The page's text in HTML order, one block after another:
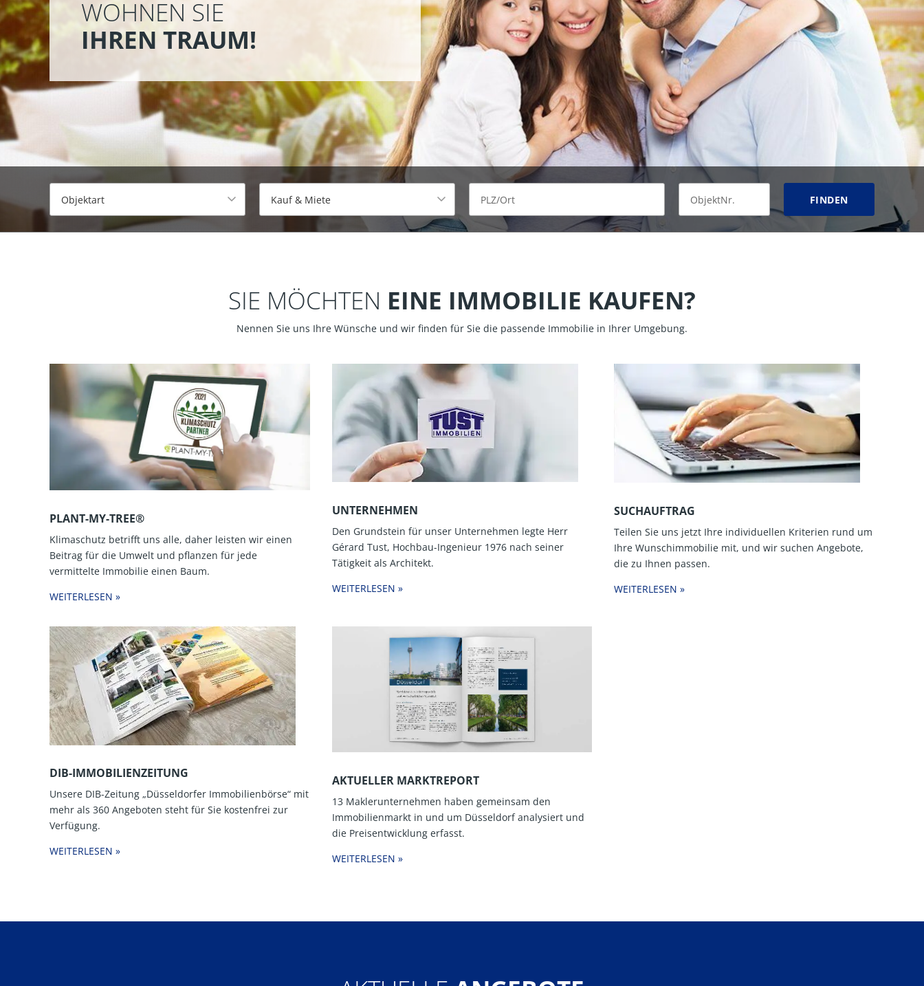
WOHNEN SIE
IHREN TRAUM!
FINDEN
SIE MÖCHTEN EINE IMMOBILIE KAUFEN?
Nennen Sie uns Ihre Wünsche und wir finden für Sie die passende Immobilie in Ihrer Umgebung.
PLANT-MY-TREE®
Klimaschutz betrifft uns alle, daher leisten wir einen
Beitrag für die Umwelt und pflanzen für jede
vermittelte Immobilie einen Baum.
WEITERLESEN »
UNTERNEHMEN
Den Grundstein für unser Unternehmen legte Herr
Gérard Tust, Hochbau-Ingenieur 1976 nach seiner
Tätigkeit als Architekt.
WEITERLESEN »
SUCHAUFTRAG
Teilen Sie uns jetzt Ihre individuellen Kriterien rund um
Ihre Wunschimmobilie mit, und wir suchen Angebote,
die zu Ihnen passen.
WEITERLESEN »
DIB-IMMOBILIENZEITUNG
Unsere DIB-Zeitung „Düsseldorfer Immobilienbörse“ mit
mehr als 360 Angeboten steht für Sie kostenfrei zur
Verfügung.
WEITERLESEN »
AKTUELLER MARKTREPORT
13 Maklerunternehmen haben gemeinsam den
Immobilienmarkt in und um Düsseldorf analysiert und
die Preisentwicklung erfasst.
WEITERLESEN »